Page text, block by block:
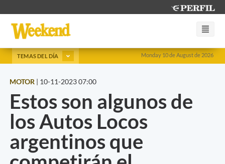
Monday 10 de August de 2026
TEMAS DEL DÍA
MOTOR | 10-11-2023 07:00
Estos son algunos de
los Autos Locos
argentinos que